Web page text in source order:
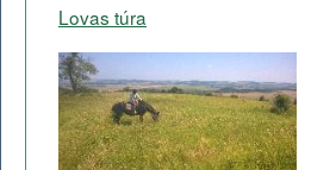
Lovas túra